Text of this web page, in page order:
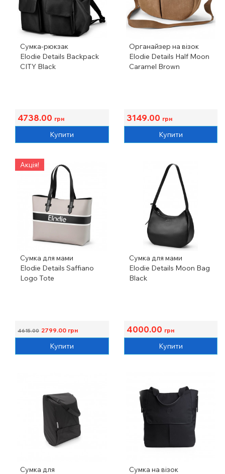
Сумка-рюкзак
Elodie Details Backpack
CITY Black
4738.00 грн
Купити
Органайзер на візок
Elodie Details Half Moon
Caramel Brown
3149.00 грн
Купити
Акція!
Сумка для мами
Elodie Details Saffiano
Logo Tote
4615.00 2799.00 грн
Купити
Сумка для мами
Elodie Details Moon Bag
Black
4000.00 грн
Купити
Сумка для Сумка на візок